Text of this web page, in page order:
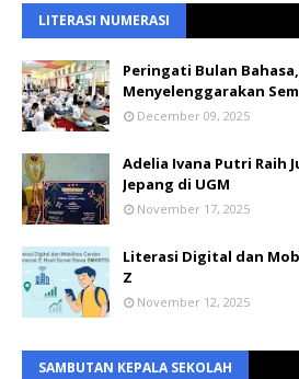
LITERASI NUMERASI
Peringati Bulan Bahasa,
Menyelenggarakan
December 09, 2025
Adelia Ivana Putri Raih
Jepang di UGM
November 17, 2025
Literasi Digital dan
Z
November 12, 2025
SAMBUTAN KEPALA SEKOLAH